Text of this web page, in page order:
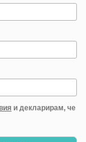
и декларирам, че